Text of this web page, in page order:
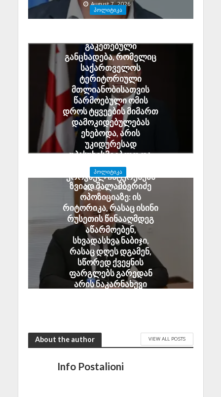
August 7, 2026
ᲞᲝᲚᲘᲢᲘᲙᲐ
გაკეთებული
განცხადება, რომელიც
საქართველოს
ტერიტორიული
მთლიანობისათვის
წარმოებული ომის
დროს ტყვეების მიმართ
დამოკიდებულებას
ეხებოდა, არის
უკიდურესად
უპასუხისმგებლო და
აზიანებს საქართველოს
ეროვნულ ინტერესებს
August 7, 2026
ᲞᲝᲚᲘᲢᲘᲙᲐ
ზვიად შალამბერიძე
ოპოზიციაზე: ის
რიტორიკა, რასაც ისინი
რუსეთის წინააღმდეგ
აწარმოებენ,
სხვადასხვა ნაბიჯი,
რასაც დღეს დგამენ,
სწორედ ქვეყნის
ფარგლებს გარედან
არის ნაკარნახევი
About the author VIEW ALL POSTS
Info Postalioni